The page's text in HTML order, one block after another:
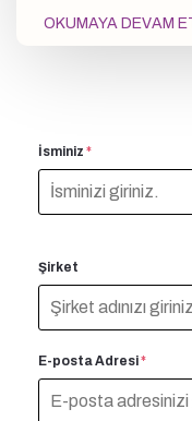
OKUMAYA DEVAM
İsminiz *
Şirket
E-posta Adresi*